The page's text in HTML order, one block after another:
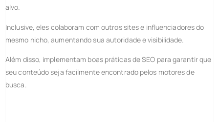
alvo.
Inclusive, eles colaboram com outros sites e influenciadores do
mesmo nicho, aumentando sua autoridade e visibilidade.
Além disso, implementam boas práticas de SEO para garantir que
seu conteúdo seja facilmente encontrado pelos motores de
busca.